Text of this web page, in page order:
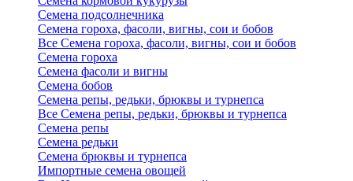
Семена подсолнечника
Семена гороха, фасоли, вигны, сои и бобов
Все Семена гороха, фасоли, вигны, сои и бобов
Семена гороха
Семена фасоли и вигны
Семена бобов
Семена репы, редьки, брюквы и турнепса
Все Семена репы, редьки, брюквы и турнепса
Семена репы
Семена редьки
Семена брюквы и турнепса
Импортные семена овощей